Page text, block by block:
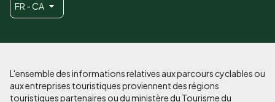
FR - CA
L'ensemble des informations relatives aux parcours cyclables ou
aux entreprises touristiques proviennent des régions
touristiques partenaires ou du ministère du Tourisme du